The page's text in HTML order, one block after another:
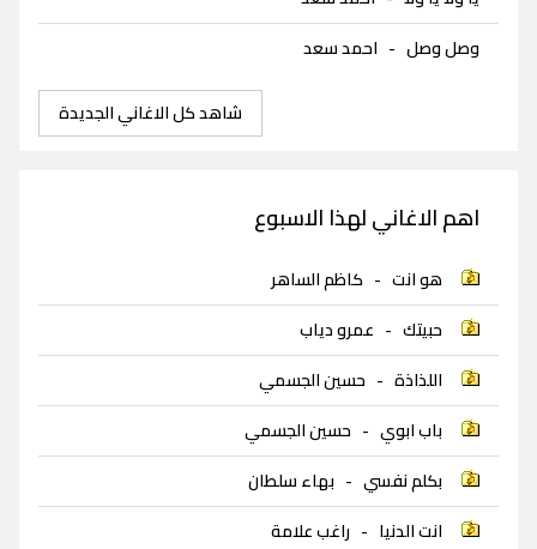
وصل وصل - احمد سعد
شاهد كل الاغاني الجديدة
اهم الاغاني لهذا الاسبوع
هو انت - كاظم الساهر
حبيتك - عمرو دياب
اللذاذة - حسين الجسمي
باب ابوي - حسين الجسمي
بكلم نفسي - بهاء سلطان
انت الدنيا - راغب علامة